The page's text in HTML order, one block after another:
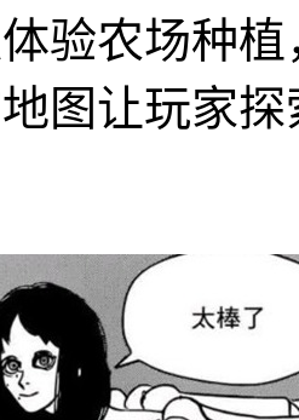
验农场种
图让玩家